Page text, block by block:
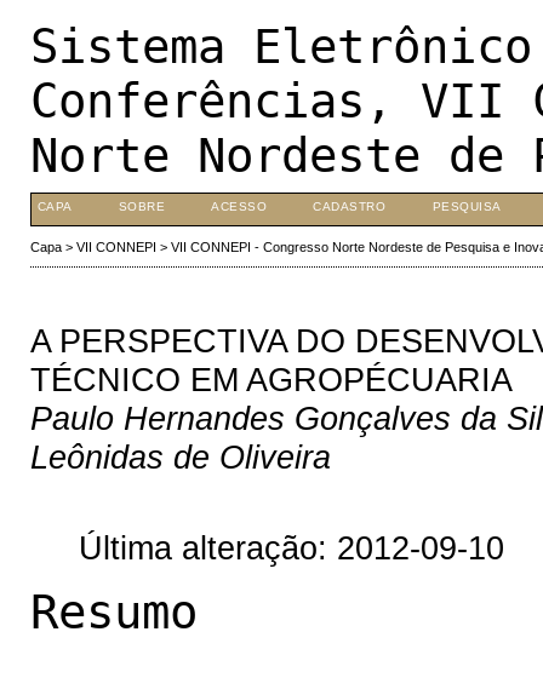
Sistema
Conferências, VII
Norte Nordeste de
CAPA SOBRE ACESSO CADASTRO PESQUISA
Capa> VII CONNEPI > VII CONNEPI - Congresso Norte Nordeste de Pesquisa e
A PERSPECTIVA DO
TÉCNICO EM AGROPÉCUARIA
Paulo Hernandes Gonçalves da
Leônidas de Oliveira
Última alteração: 2012-09-10
Resumo